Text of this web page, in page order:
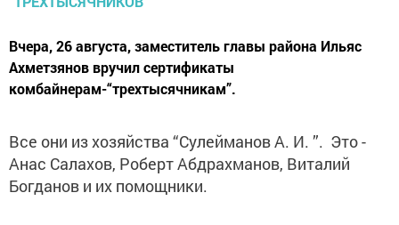
Вчера, 26 августа, заместитель главы района Ильяс
Ахметзянов вручил сертификаты
комбайнерам-“трехтысячникам”.
Все они из хозяйства “Сулейманов А. И. ”. Это -
Анас Салахов, Роберт Абдрахманов, Виталий
Богданов и их помощники.